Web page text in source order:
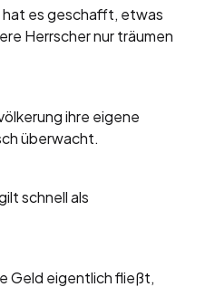
es geschafft, etwas
Herrscher nur träumen
ihre eigene
überwacht.
schnell als
Geld eigentlich fließt,